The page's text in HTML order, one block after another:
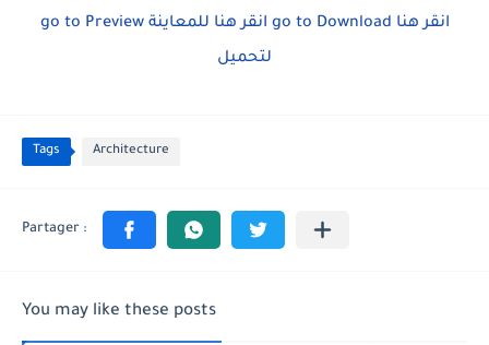
go to Preview انقر هنا للمعاينة go to Download انقر هنا
لتحميل
Tags Architecture
You may like these posts